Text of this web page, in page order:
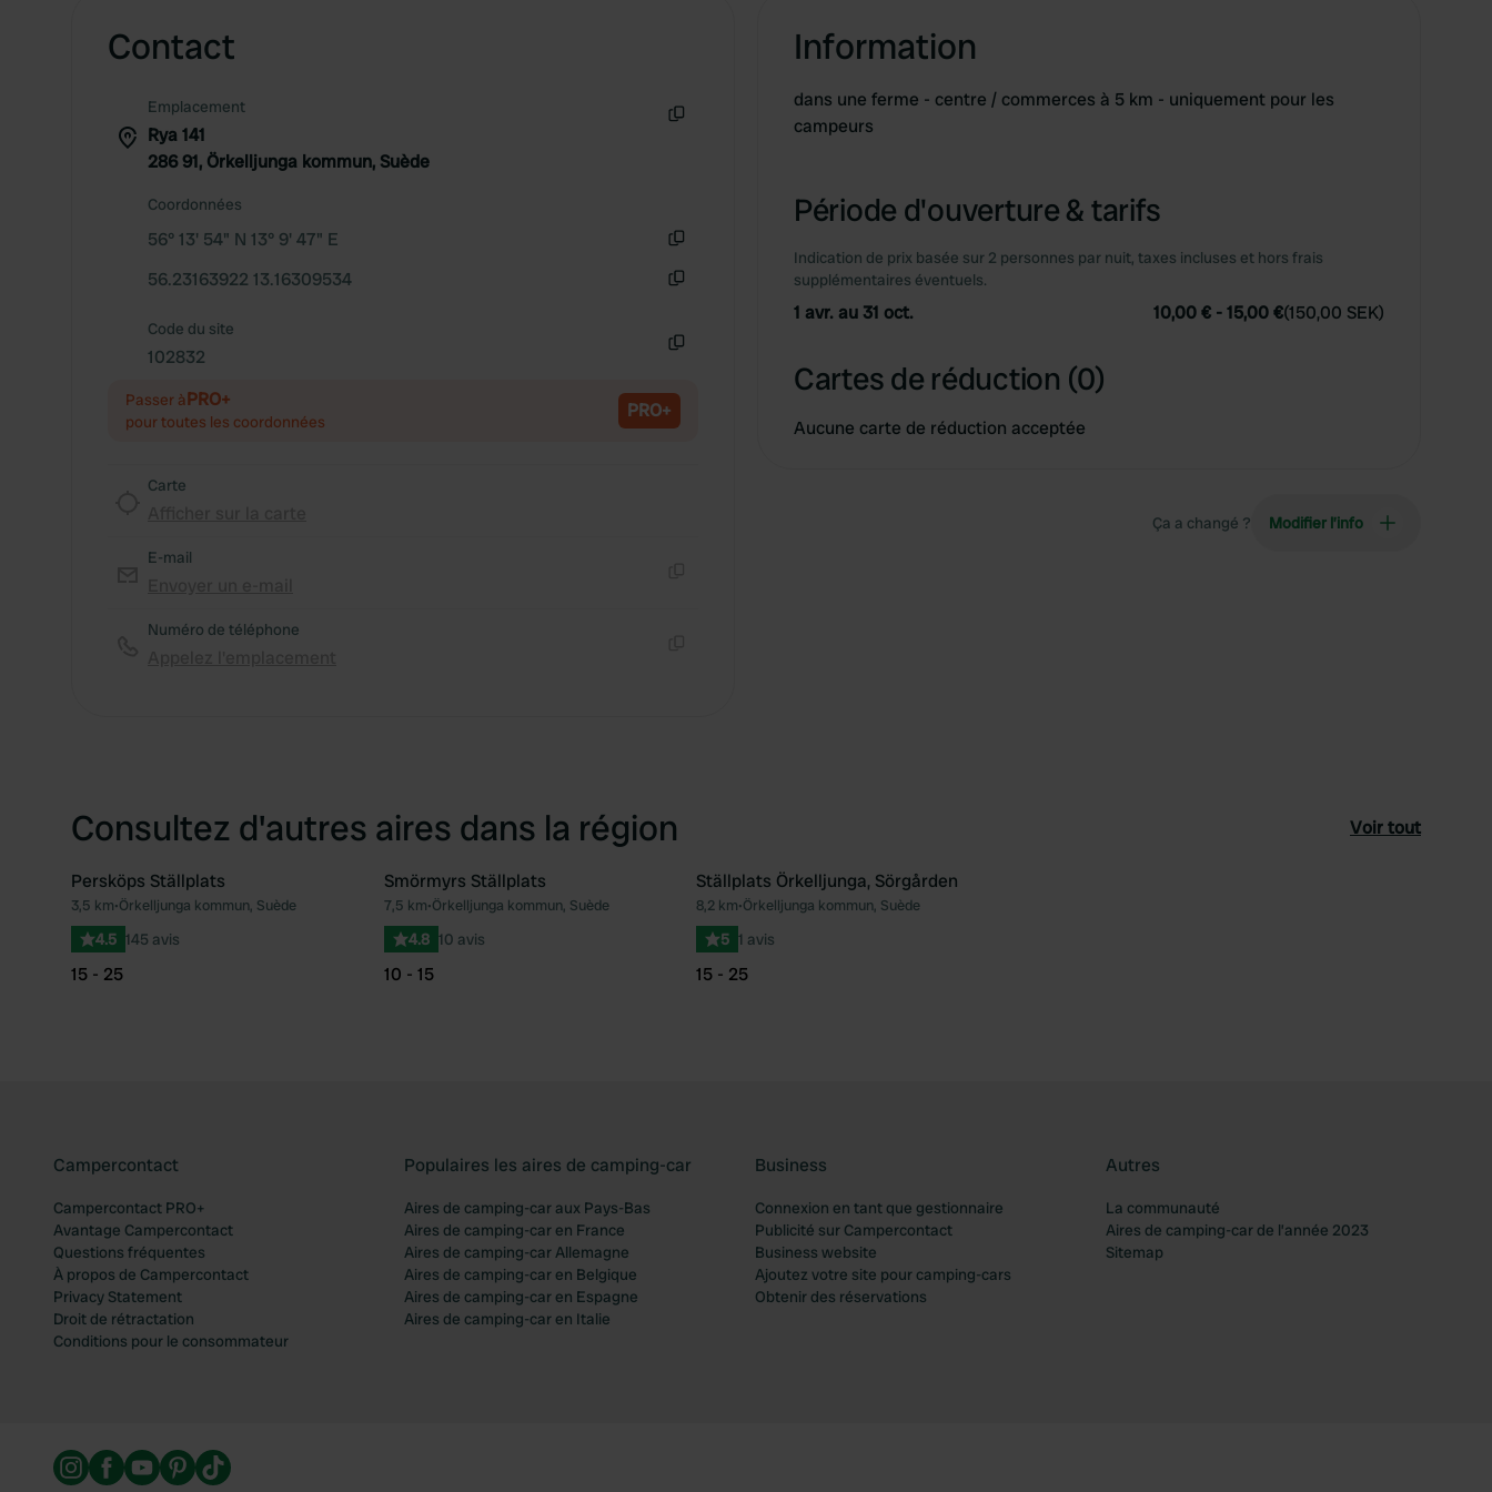
Contact
Emplacement
Rya 141
286 91, Örkelljunga kommun, Suède
Coordonnées
56° 13' 54" N 13° 9' 47" E
56.23163922 13.16309534
Code du site
102832
Passer àPRO+
pour toutes les coordonnées PRO+
Carte
E-mail
Numéro de téléphone
Information
dans une ferme - centre / commerces à 5 km - uniquement pour les
campeurs
Période d'ouverture & tarifs
Indication de prix basée sur 2 personnes par nuit, taxes incluses et hors frais
supplémentaires éventuels.
1 avr. au 31 oct. 10,00 € -15,00 €(150,00 SEK)
Cartes de réduction (0)
Aucune carte de réduction acceptée
Ça a changé ? Modifier l’info
Consultez d'autres aires dans la région Voir tout
Préféré
Persköps Ställplats
3,5 km•Örkelljunga kommun, Suède
4.5 145 avis
15 - 25
Préféré
Smörmyrs Ställplats
7,5 km•Örkelljunga kommun, Suède
4.8 10 avis
10 - 15
Ställplats Örkelljunga, Sörgården
8,2 km•Örkelljunga kommun, Suède
5 1 avis
15 - 25
Campercontact
Campercontact PRO+
Avantage Campercontact
Questions fréquentes
À propos de Campercontact
Privacy Statement
Droit de rétractation
Conditions pour le consommateur
Populaires les aires de camping-car
Aires de camping-car aux Pays-Bas
Aires de camping-car en France
Aires de camping-car Allemagne
Aires de camping-car en Belgique
Aires de camping-car en Espagne
Aires de camping-car en Italie
Business
Connexion en tant que gestionnaire
Publicité sur Campercontact
Business website
Ajoutez votre site pour camping-cars
Obtenir des réservations
Autres
La communauté
Aires de camping-car de l’année 2023
Sitemap